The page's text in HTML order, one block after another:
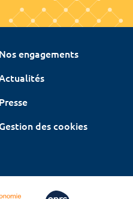
Nos engagements
Presse
des cookies